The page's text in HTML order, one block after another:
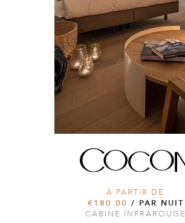
À PARTIR DE
€180.00 / PAR NUIT
CABINE INFRAROUGE